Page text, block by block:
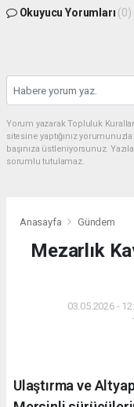
Okuyucu Yorumları (0)
Yorum yazarak Topluluk
sitesine yaptığınız
başınıza üstleniyorsunuz.
sorumlu tutulamaz.
Anasayfa Gündem
Mezarlık
03.05.2026 -
Ulaştırma ve